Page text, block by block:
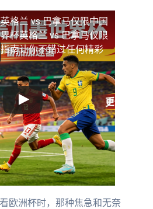
格兰 vs 巴拿马仅限中国
杯英格兰 vs 巴拿马仅限
南让你不错过任何精彩
欧洲杯时，那种焦急和无奈